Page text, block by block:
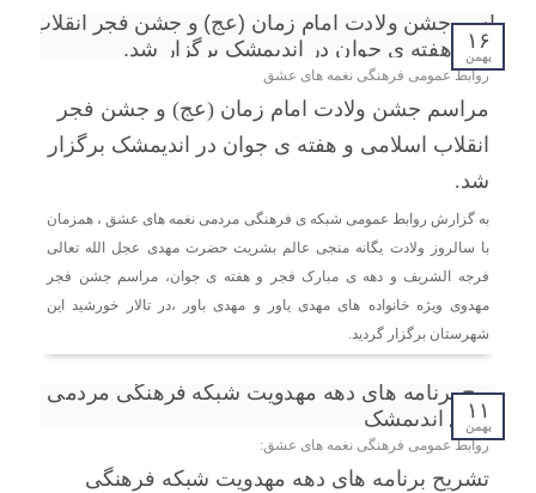
۱۶
بهمن
روابط عمومی فرهنگی نغمه های عشق
مراسم جشن ولادت امام زمان (عج) و جشن فجر
انقلاب اسلامی و هفته ی جوان در اندیمشک برگزار
شد.
به گزارش روابط عمومی شبکه ی فرهنگی مردمی نغمه های عشق ، همزمان
با سالروز ولادت یگانه منجی عالم بشریت حضرت مهدی عجل الله تعالی
فرجه الشریف و دهه ی مبارک فجر و هفته ی جوان، مراسم جشن فجر
مهدوی ویژه خانواده های مهدی یاور و مهدی باور ،در تالار خورشید این
شهرستان برگزار گردید.
۱۱
بهمن
روابط عمومی فرهنگی نغمه های عشق:
تشریح برنامه های دهه مهدویت شبکه فرهنگی